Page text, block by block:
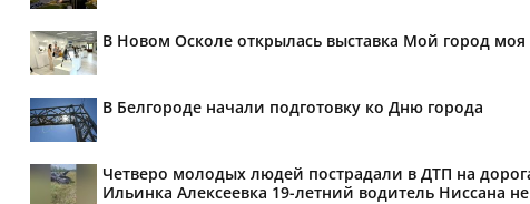
В Новом Осколе открылась выставка Мой город моя
В Белгороде начали подготовку ко Дню города
Четверо молодых людей пострадали в ДТП на
Ильинка Алексеевка 19-летний водитель Ниссана